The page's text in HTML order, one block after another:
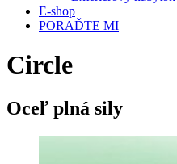
E-shop
PORAĎTE MI
Circle
Oceľ plná sily